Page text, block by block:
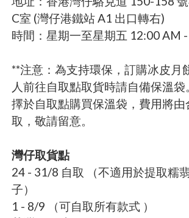
C室 (灣仔港鐵站 A1 出口轉右)
時間：星期一至星期五 12:00 AM
**注意：為支持環保，訂購冰皮月
人前往自取點取貨時請自備保溫
擇於自取點購買保溫袋，費用將由
取，敬請留意。
灣仔取貨點
24 - 31/8 自取 （不適用於提取糯
子）
1 - 8/9 （可自取所有款式 ）